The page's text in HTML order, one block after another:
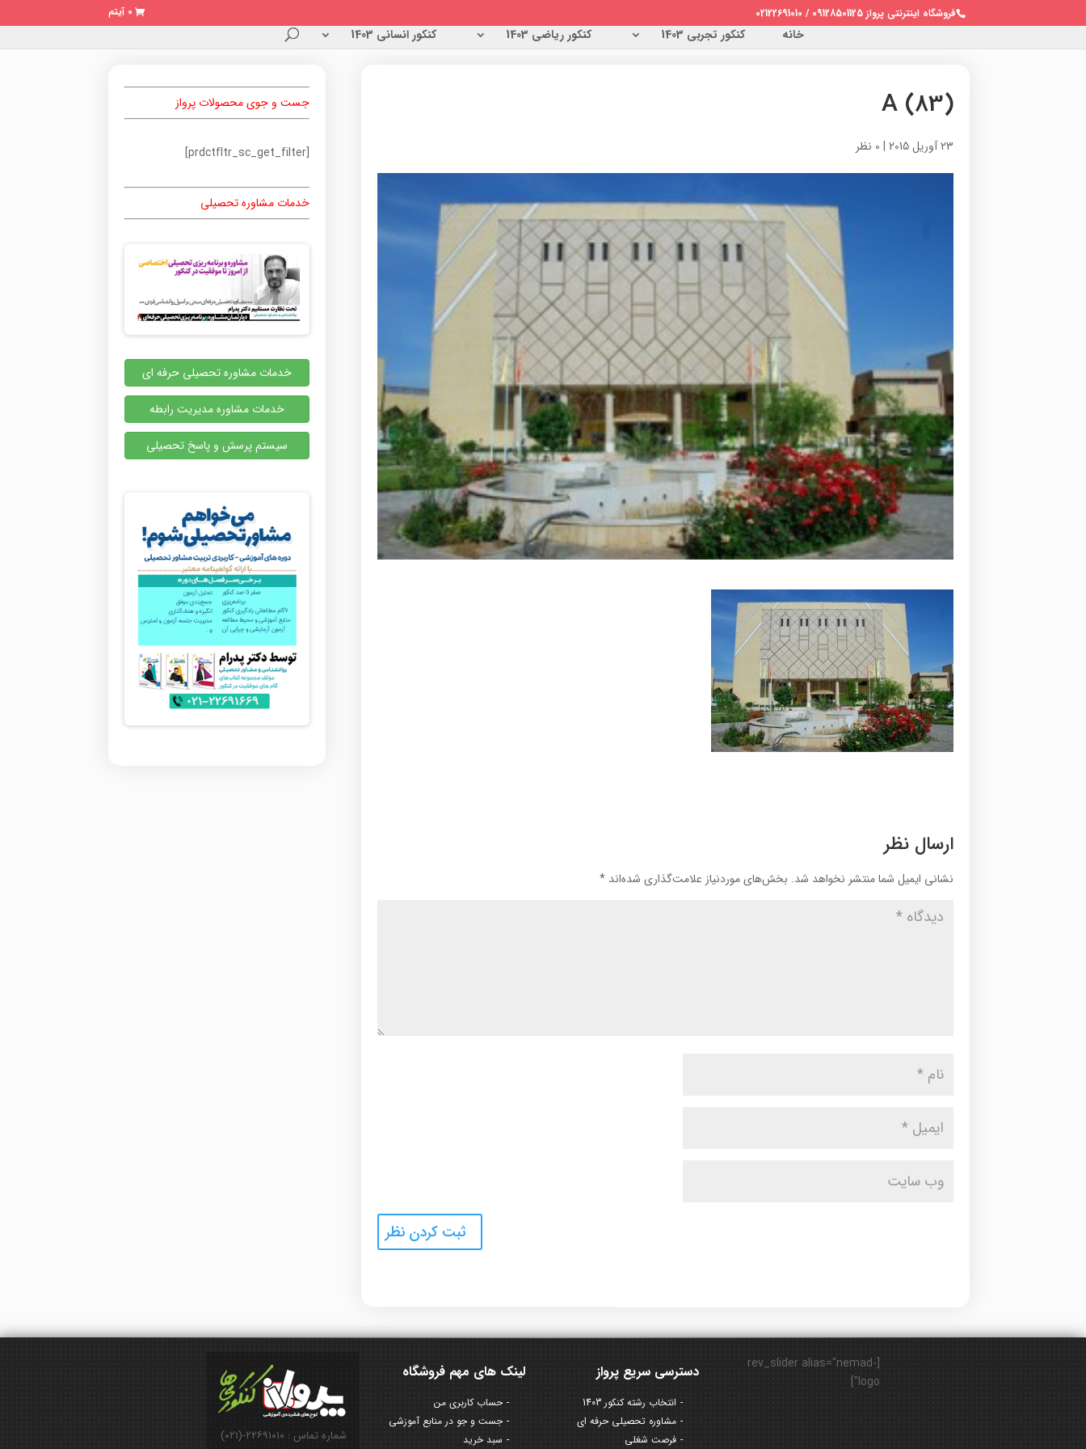
فروشگاه اینترنتی پرواز 09128501125 / 02122691010 0 آیتم
خانه کنکور تجربی 1403 کنکور ریاضی 1403 کنکور انسانی 1403
A (83)
23 آوریل 2015 | 0 نظر
ارسال نظر
نشانی ایمیل شما منتشر نخواهد شد. بخش‌های موردنیاز علامت‌گذاری شده‌اند*
جست و جوی محصولات پرواز
[prdctfltr_sc_get_filter]
خدمات مشاوره تحصیلی
خدمات مشاوره تحصیلی حرفه ای
خدمات مشاوره مدیریت رابطه
سیستم پرسش و پاسخ تحصیلی
شماره تماس : ۲۲۶۹۱۰۱۰-(۰۲۱)
لینک های مهم فروشگاه
حساب کاربری من
جست و جو در منابع آموزشی
سبد خرید
دسترسی سریع پرواز
انتخاب رشته کنکور 1403
مشاوره تحصیلی حرفه ای
فرصت شغلی
[rev_slider alias="nemad-
logo"]